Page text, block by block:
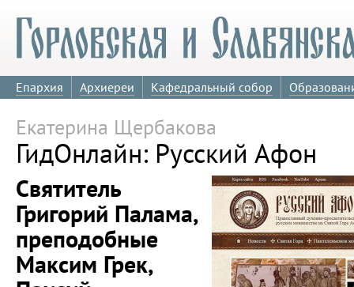
Епархия Архиереи Кафедральный собор
Екатерина Щербакова
ГидОнлайн: Русский Афон
Святитель
Григорий Палама,
преподобные
Максим Грек,